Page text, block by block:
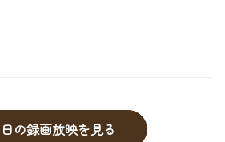
の録画放映を見る